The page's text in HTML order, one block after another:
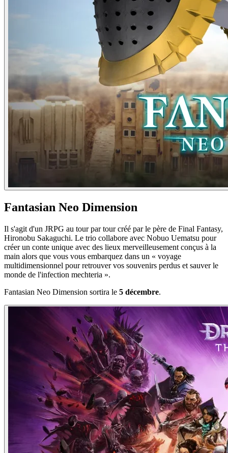
Fantasian Neo Dimension
Il s'agit d'un JRPG au tour par tour créé par le père de Final Fantasy,
Hironobu Sakaguchi. Le trio collabore avec Nobuo Uematsu pour
créer un conte unique avec des lieux merveilleusement conçus à la
main alors que vous vous embarquez dans un « voyage
multidimensionnel pour retrouver vos souvenirs perdus et sauver le
monde de l'infection mechteria ».
Fantasian Neo Dimension sortira le 5 décembre.